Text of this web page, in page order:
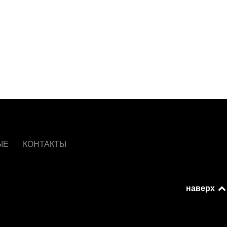
КОНТАКТЫ
наверх